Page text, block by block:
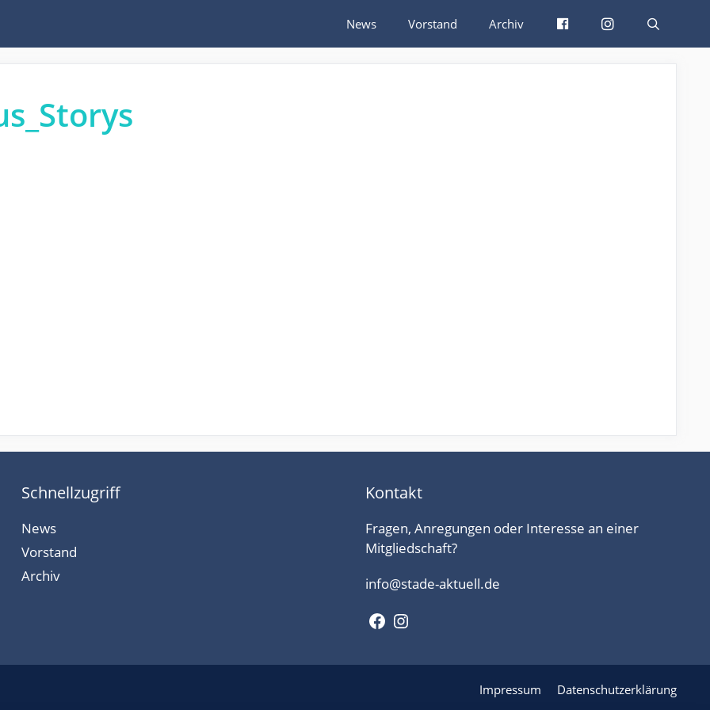
News Vorstand Archiv FacebookInstagram
Schnellzugriff
News
Vorstand
Archiv
Kontakt
Fragen, Anregungen oder Interesse an einer
Mitgliedschaft?
info@stade-aktuell.de
Facebook
Instagram
Impressum Datenschutzerklärung